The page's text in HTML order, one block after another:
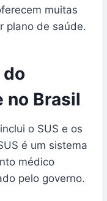
muitas
plano de saúde.
do
no Brasil
o SUS e os
é um sistema
médico
pelo governo.